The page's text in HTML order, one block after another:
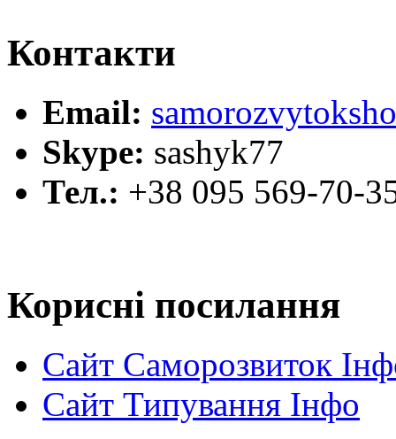
Контакти
Email:
Skype: sashyk77
Тел.: +38 095 569-70-
Корисні посилання
Сайт Саморозвиток
Сайт Типування Інфо